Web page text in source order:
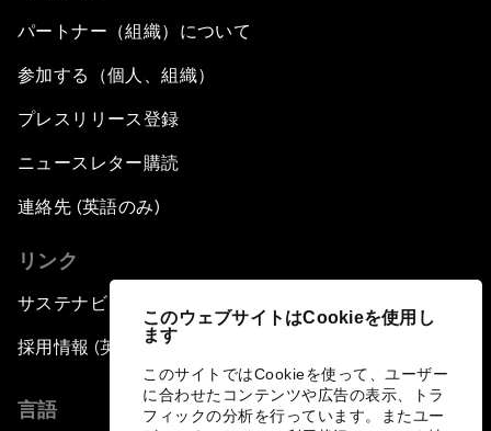
このウェブサイトはCookieを使用し
ます
このサイトではCookieを使って、ユーザー
に合わせたコンテンツや広告の表示、トラ
フィックの分析を行っています。またユー
パートナー（組織）について
参加する（個人、組織）
プレスリリース登録
ニュースレター購読
連絡先 (英語のみ)
リンク
サステナビリティへの取り組み
採用情報 (英語のみ)
言語